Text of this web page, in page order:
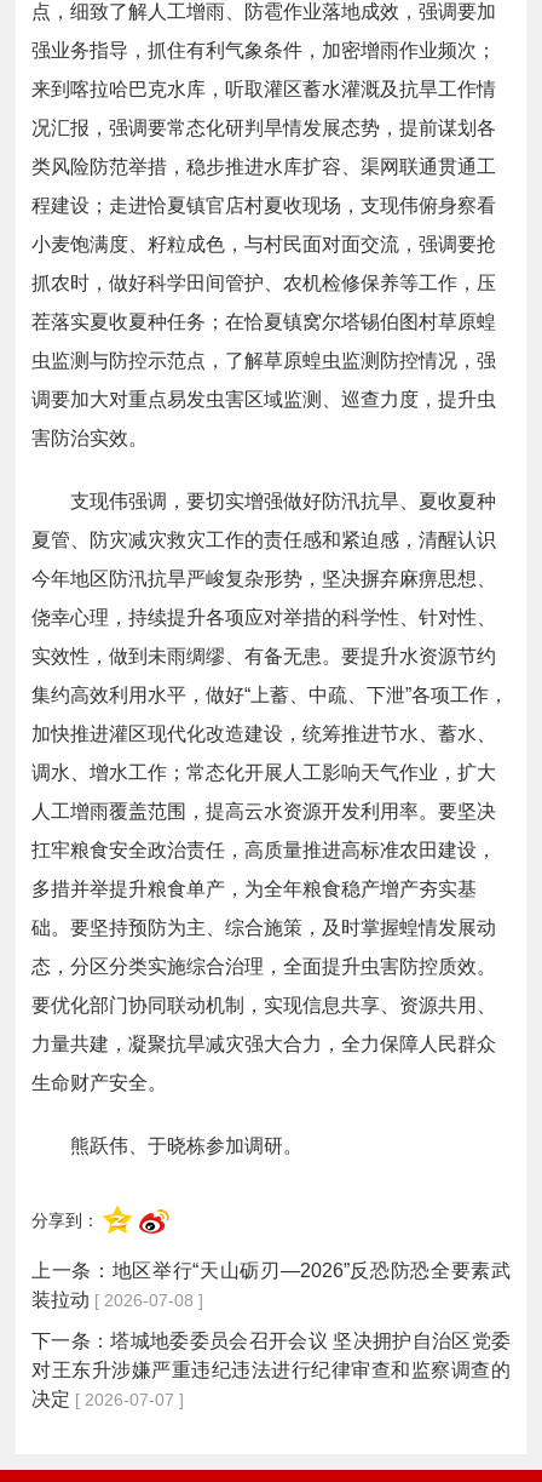
点，细致了解人工增雨、防雹作业落地成效，强调要加
强业务指导，抓住有利气象条件，加密增雨作业频次；
来到喀拉哈巴克水库，听取灌区蓄水灌溉及抗旱工作情
况汇报，强调要常态化研判旱情发展态势，提前谋划各
类风险防范举措，稳步推进水库扩容、渠网联通贯通工
程建设；走进恰夏镇官店村夏收现场，支现伟俯身察看
小麦饱满度、籽粒成色，与村民面对面交流，强调要抢
抓农时，做好科学田间管护、农机检修保养等工作，压
茬落实夏收夏种任务；在恰夏镇窝尔塔锡伯图村草原蝗
虫监测与防控示范点，了解草原蝗虫监测防控情况，强
调要加大对重点易发虫害区域监测、巡查力度，提升虫
害防治实效。
支现伟强调，要切实增强做好防汛抗旱、夏收夏种
夏管、防灾减灾救灾工作的责任感和紧迫感，清醒认识
今年地区防汛抗旱严峻复杂形势，坚决摒弃麻痹思想、
侥幸心理，持续提升各项应对举措的科学性、针对性、
实效性，做到未雨绸缪、有备无患。要提升水资源节约
集约高效利用水平，做好“上蓄、中疏、下泄”各项工作，
加快推进灌区现代化改造建设，统筹推进节水、蓄水、
调水、增水工作；常态化开展人工影响天气作业，扩大
人工增雨覆盖范围，提高云水资源开发利用率。要坚决
扛牢粮食安全政治责任，高质量推进高标准农田建设，
多措并举提升粮食单产，为全年粮食稳产增产夯实基
础。要坚持预防为主、综合施策，及时掌握蝗情发展动
态，分区分类实施综合治理，全面提升虫害防控质效。
要优化部门协同联动机制，实现信息共享、资源共用、
力量共建，凝聚抗旱减灾强大合力，全力保障人民群众
生命财产安全。
熊跃伟、于晓栋参加调研。
分享到：
上一条： 地区举行“天山砺刃—2026”反恐防恐全要素武
装拉动 [ 2026-07-08 ]
下一条：塔城地委委员会召开会议 坚决拥护自治区党委
对王东升涉嫌严重违纪违法进行纪律审查和监察调查的
决定 [ 2026-07-07 ]